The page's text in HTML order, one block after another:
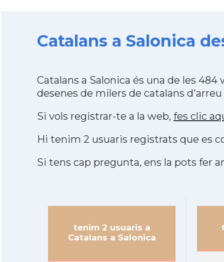
Catalans a Salonica
Catalans a Salonica és una de les
desenes de milers de catalans
Si vols registrar-te a la web, fes clic
Hi tenim 2 usuaris registrats que es
Si tens cap pregunta, ens la pots fer
tenim 2 usuaris a
Catalans a Salonica